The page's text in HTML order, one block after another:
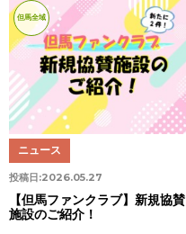
但馬全域
投稿日:2026.05.27
ニュース
【但馬ファンクラブ】新規協賛
施設のご紹介！